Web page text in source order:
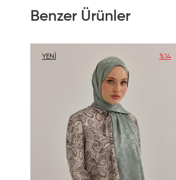
Benzer Ürünler
%14
YENI